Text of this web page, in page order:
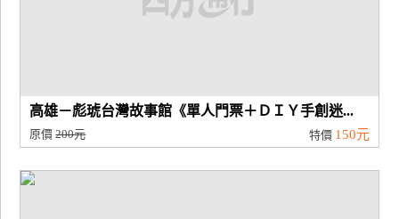
高雄－彪琥台灣故事館《單人門票＋ＤＩＹ手創迷...
原價200元 特價 150元